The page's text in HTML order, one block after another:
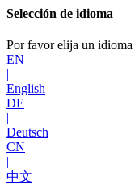
Selección de idioma
Por favor elija un idioma
EN
|
English
DE
|
Deutsch
CN
|
中文